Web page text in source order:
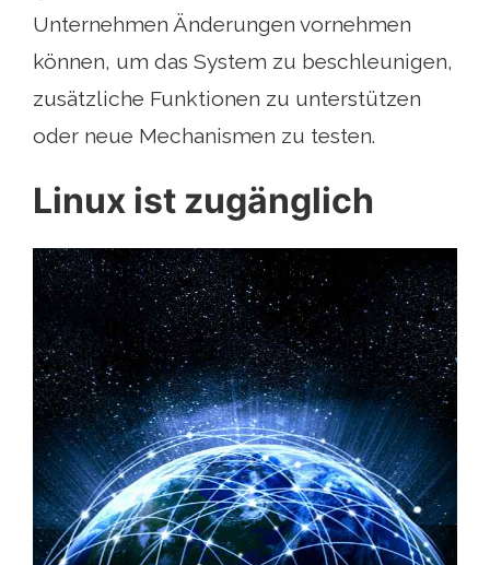
Unternehmen Änderungen vornehmen
können, um das System zu beschleunigen,
zusätzliche Funktionen zu unterstützen
oder neue Mechanismen zu testen.
Linux ist zugänglich